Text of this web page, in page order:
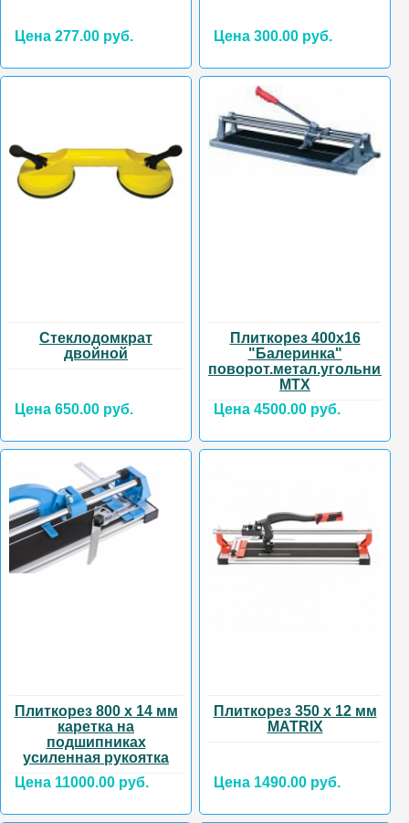
Цена 277.00 руб. Цена 300.00 руб.
Стеклодомкрат
двойной
Цена 650.00 руб.
Плиткорез 400х16
"Балеринка"
поворот.метал.угольник
MTX
Цена 4500.00 руб.
Плиткорез 800 х 14 мм
каретка на
подшипниках
усиленная рукоятка
Цена 11000.00 руб.
Плиткорез 350 х 12 мм
MATRIX
Цена 1490.00 руб.